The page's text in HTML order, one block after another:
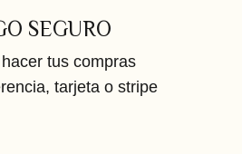
SEGURO
tus compras
tarjeta o stripe